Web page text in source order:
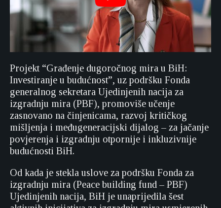
Projekt “Građenje dugoročnog mira u BiH:
Investiranje u budućnost”, uz podršku Fonda
generalnog sekretara Ujedinjenih nacija za
izgradnju mira (PBF), promoviše učenje
zasnovano na činjenicama, razvoj kritičkog
mišljenja i međugeneracijski dijalog – za jačanje
povjerenja i izgradnju otpornije i inkluzivnije
budućnosti BiH.
Od kada je stekla uslove za podršku Fonda za
izgradnju mira (Peace building fund – PBF)
Ujedinjenih nacija, BiH je unaprijedila šest